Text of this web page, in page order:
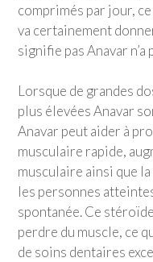
comprimés par jour,
va certainement
signifie pas Anavar n’a
Lorsque de grandes
plus élevées Anavar
Anavar peut aider à
musculaire rapide,
musculaire ainsi que
les personnes
spontanée. Ce
perdre du muscle, ce
de soins dentaires